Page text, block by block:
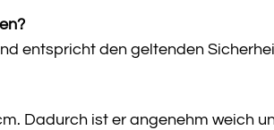
entspricht den geltenden
Dadurch ist er angenehm weich